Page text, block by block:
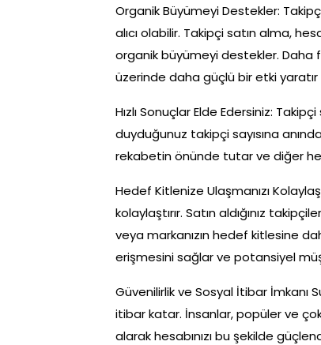
Organik Büyümeyi Destekler:
alıcı olabilir. Takipçi satın alma,
organik büyümeyi destekler. Daha
üzerinde daha güçlü bir etki
Hızlı Sonuçlar Elde Edersiniz:
duyduğunuz takipçi sayısına
rekabetin önünde tutar ve diğer
Hedef Kitlenize Ulaşmanızı
kolaylaştırır. Satın aldığınız
veya markanızın hedef kitlesine
erişmesini sağlar ve potansiyel
Güvenilirlik ve Sosyal İtibar İmkanı
itibar katar. İnsanlar, popüler ve
alarak hesabınızı bu şekilde